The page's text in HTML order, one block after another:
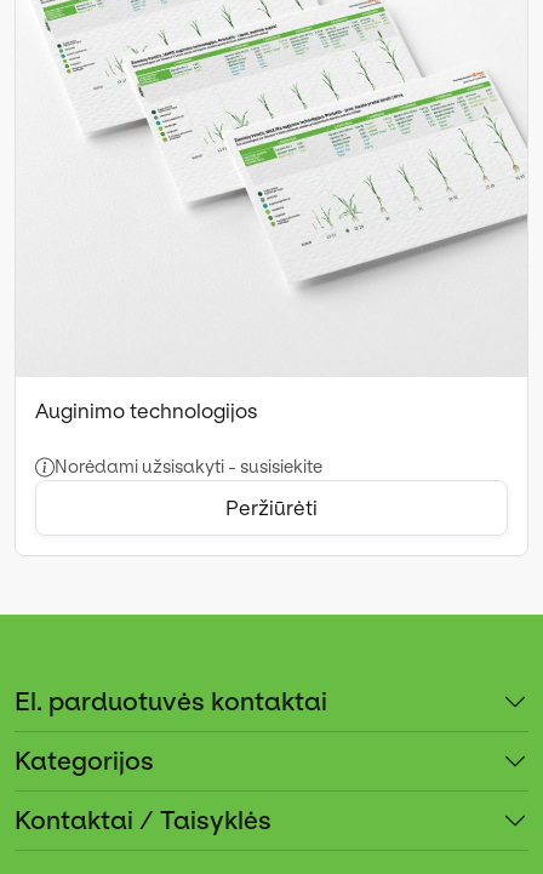
Auginimo technologijos
Norėdami užsisakyti - susisiekite
Peržiūrėti
El. parduotuvės kontaktai
Kategorijos
Kontaktai / Taisyklės